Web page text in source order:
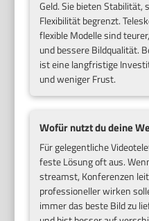
Geld. Sie bieten Stabilität,
Flexibilität begrenzt.
flexible Modelle sind
und bessere Bildqualität.
ist eine langfristige
und weniger Frust.
Wofür nutzt du deine
Für gelegentliche
feste Lösung oft aus.
streamst, Konferenzen
professioneller wirken
immer das beste Bild zu